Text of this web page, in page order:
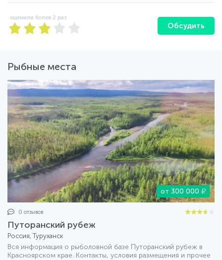
оценили более 2 раз
Обсудить
Рыбные места
от 300 000
0 отзывов
Путоранский рубеж
Россия, Туруханск
Вся информация о рыболовной базе Путоранский рубеж в
Красноярском крае. Контакты, условия размещения и прочее